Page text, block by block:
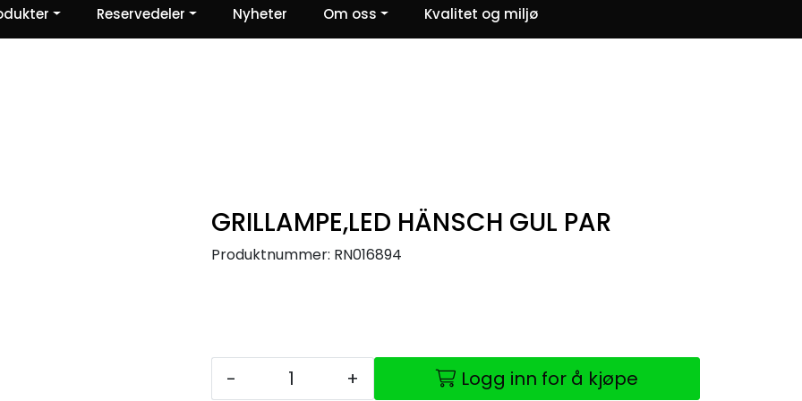
Ris og ros Om oss
Reservedeler Nyheter Om oss Kvalitet og miljø
GRILLAMPE,LED HÄNSCH GUL PAR
Produktnummer: RN016894
- + Logg inn for å kjøpe